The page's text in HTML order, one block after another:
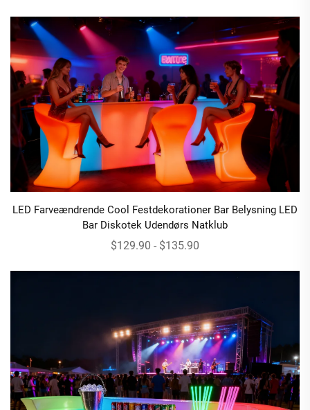
LED Farveændrende Cool Festdekorationer Bar Belysning LED
Bar Diskotek Udendørs Natklub
$129.90 - $135.90